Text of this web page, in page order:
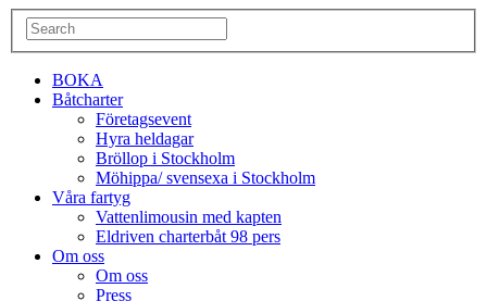
BOKA
Båtcharter
Företagsevent
Hyra heldagar
Bröllop i Stockholm
Möhippa/ svensexa i Stockholm
Våra fartyg
Vattenlimousin med kapten
Eldriven charterbåt 98 pers
Om oss
Om oss
Press